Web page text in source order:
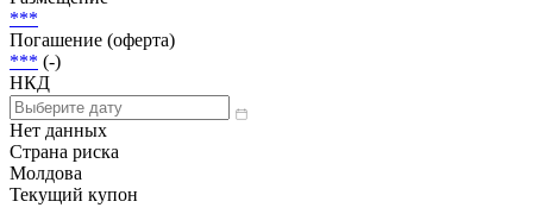
Погашена
Объем
10 000 000 MDL
Размещение
***
Погашение (оферта)
*** (-)
НКД